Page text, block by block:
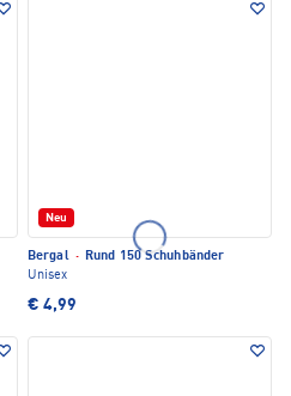
Neu
Bergal · Rund 150 Schuhbänder
Unisex
€ 4,99